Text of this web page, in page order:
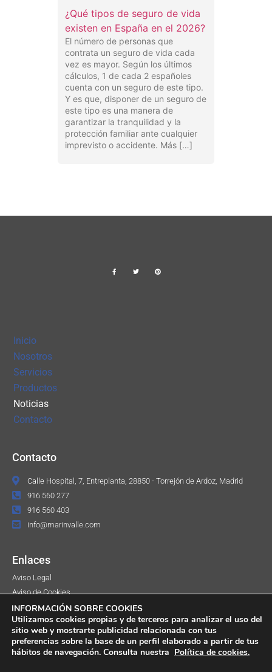
¿Qué tipos de seguro de vida
existen en España en el 2026?
El número de personas que
contrata un seguro de vida cada
vez es mayor. Según los últimos
cálculos, 1 de cada 2 españoles
cuenta con un seguro de este tipo.
Y es que, disponer de un seguro de
este tipo es una manera de
garantizar la tranquilidad y la
protección familiar ante cualquier
imprevisto o accidente. Más […]
Inicio
Nosotros
Servicios
Productos
Noticias
Contacto
Contacto
Calle Hospital, 7, Entreplanta, 28850 - Torrejón de Ardoz, Madrid
916 560 277
916 560 403
info@marinvalle.com
Enlaces
Aviso Legal
Aviso de Cookies
Política de Privacidad
© 2021 Marín Valle Correduría de Seguros S.L. Todos los derechos
INFORMACIÓN SOBRE COOKIES
Utilizamos cookies propias y de terceros para analizar el uso del
sitio web y mostrarte publicidad relacionada con tus
preferencias sobre la base de un perfil elaborado a partir de tus
hábitos de navegación. Consulta nuestra Política de cookies.